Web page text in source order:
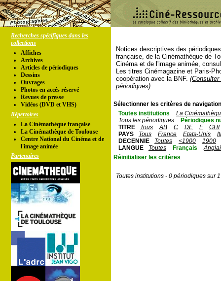
Recherches spécifiques dans les
collections
Affiches
Archives
Articles de périodiques
Dessins
Ouvrages
Photos en accés réservé
Revues de presse
Vidéos (DVD et VHS)
Répertoires
La Cinémathèque française
La Cinémathèque de Toulouse
Centre National du Cinéma et de
l'image animée
Partenaires
Notices descriptives des
française, de la Cinémathèque de
Cinéma et de l'image animée,
Les titres Cinémagazine et Paris-
coopération avec la BNF.
périodiques)
Sélectionner les critères de
Toutes institutions
La
Tous les périodiques
Périodiques
TITRE
Tous AB C DE F
GHI
PAYS
Tous France Etats-Unis
DECENNIE
Toutes <1900
1900
LANGUE
Toutes Français
Réinitialiser les critères
Toutes institutions - 0 périodiques sur